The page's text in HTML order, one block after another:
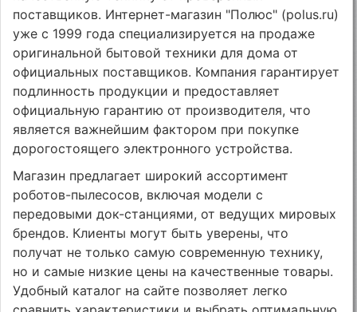
поставщиков. Интернет-магазин "Полюс" (polus.ru)
уже с 1999 года специализируется на продаже
оригинальной бытовой техники для дома от
официальных поставщиков. Компания гарантирует
подлинность продукции и предоставляет
официальную гарантию от производителя, что
является важнейшим фактором при покупке
дорогостоящего электронного устройства.
Магазин предлагает широкий ассортимент
роботов-пылесосов, включая модели с
передовыми док-станциями, от ведущих мировых
брендов. Клиенты могут быть уверены, что
получат не только самую современную технику,
но и самые низкие цены на качественные товары.
Удобный каталог на сайте позволяет легко